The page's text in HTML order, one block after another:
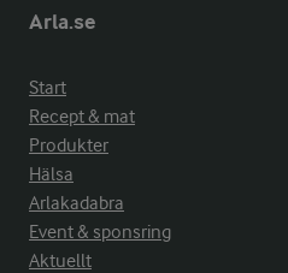
Arla.se
Start
Recept & mat
Produkter
Hälsa
Arlakadabra
Event & sponsring
Aktuellt